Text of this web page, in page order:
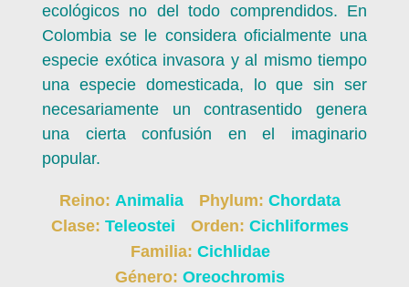
ecológicos no del todo comprendidos. En
Colombia se le considera oficialmente una
especie exótica invasora y al mismo tiempo
una especie domesticada, lo que sin ser
necesariamente un contrasentido genera
una cierta confusión en el imaginario
popular.
Reino: Animalia Phylum: Chordata
Clase: Teleostei Orden: Cichliformes
Familia: Cichlidae
Género: Oreochromis